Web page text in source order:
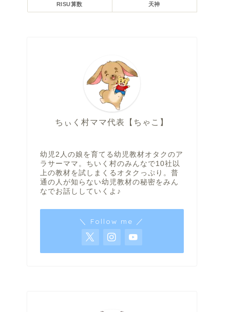
RISU算数 天神
ちぃく村ママ代表【ちゃこ】
幼児2人の娘を育てる幼児教材オタクのア
ラサーママ。ちいく村のみんなで10社以
上の教材を試しまくるオタクっぷり。普
通の人が知らない幼児教材の秘密をみん
なでお話ししていくよ♪
＼ Follow me ／